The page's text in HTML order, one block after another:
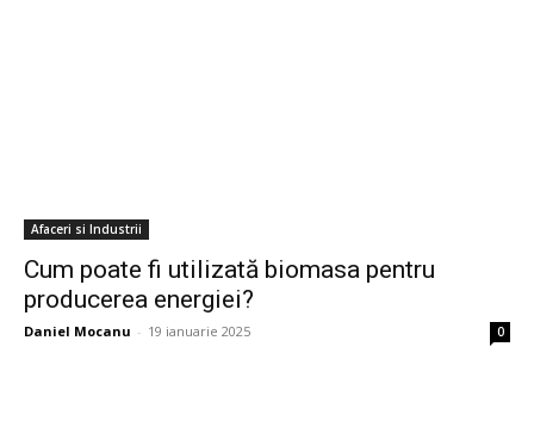
Afaceri si Industrii
Cum poate fi utilizată biomasa pentru
producerea energiei?
Daniel Mocanu - 19 ianuarie 2025 0